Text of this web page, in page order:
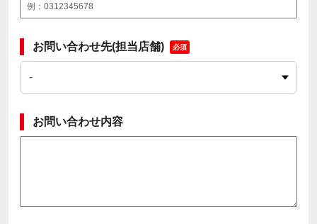
お問い合わせ先(担当店舗) 必須
お問い合わせ内容